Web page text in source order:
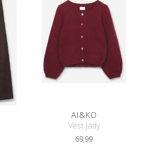
AI&KO
Vest Jady
69,99